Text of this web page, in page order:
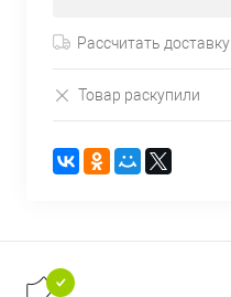
Рассчитать доставку
Товар раскупили